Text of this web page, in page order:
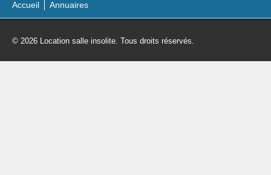
Accueil Annuaires
© 2026 Location salle insolite. Tous droits réservés.